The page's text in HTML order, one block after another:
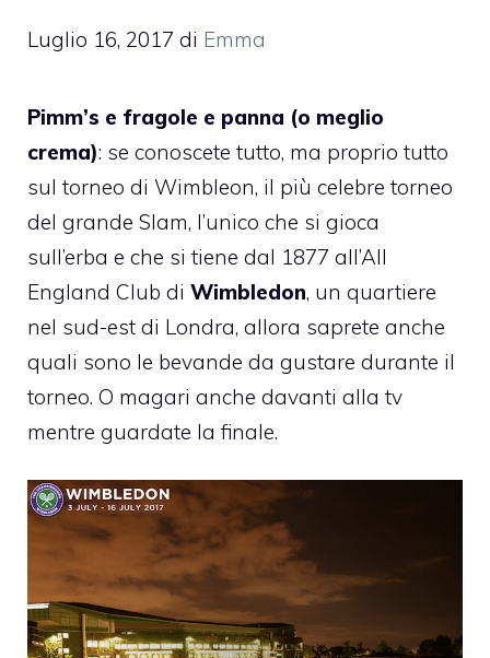
Luglio 16, 2017 di Emma
Pimm’s e fragole e panna (o meglio
crema): se conoscete tutto, ma proprio tutto
sul torneo di Wimbleon, il più celebre torneo
del grande Slam, l’unico che si gioca
sull’erba e che si tiene dal 1877 all’All
England Club di Wimbledon, un quartiere
nel sud-est di Londra, allora saprete anche
quali sono le bevande da gustare durante il
torneo. O magari anche davanti alla tv
mentre guardate la finale.